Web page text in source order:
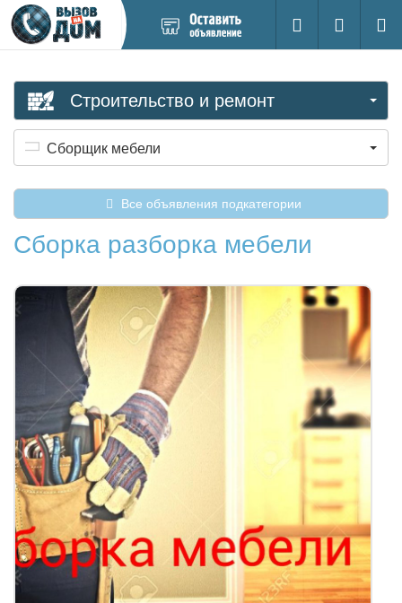
новое
Поиск
Вход на
Строительство и ремонт
Сборщик мебели
Все объявления подкатегории
Сборка разборка мебели